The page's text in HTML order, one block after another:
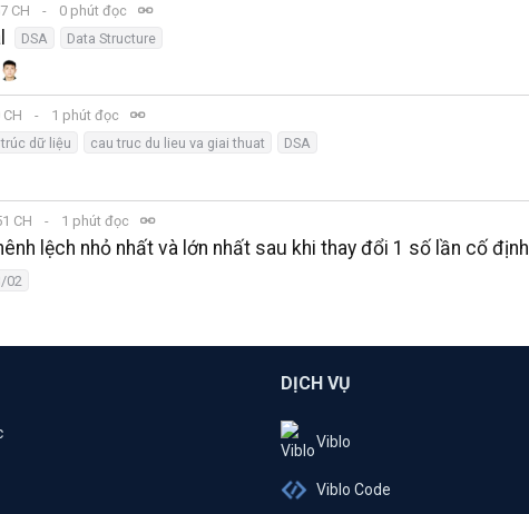
CH 0 phút đọc
DSA Data Structure
1 phút đọc
dữ liệu cau truc du lieu va giai thuat DSA
CH 1 phút đọc
lệch nhỏ nhất và lớn nhất sau khi thay đổi 1 số lần cố định
02
DỊCH VỤ
Viblo
Viblo Code